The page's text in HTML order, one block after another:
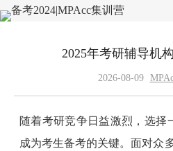
2025年考研辅导机
2026-08-09
随着考研竞争日益激烈，选择
成为考生备考的关键。面对众